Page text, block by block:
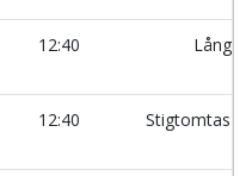
12:40
12:40 Stigtomtas